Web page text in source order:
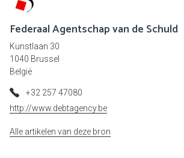
Federaal Agentschap van de Schuld
Kunstlaan 30
1040 Brussel
België
+32 257 47080
http://www.debtagency.be
Alle artikelen van deze bron